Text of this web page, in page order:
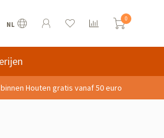
NL
0
Houten gratis vanaf 50 euro